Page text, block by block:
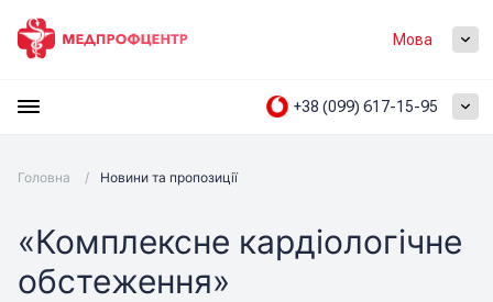
Мова
+38 (099) 617-15-95
Головна / Новини та пропозиції
«Комплексне кардіологічне
обстеження»